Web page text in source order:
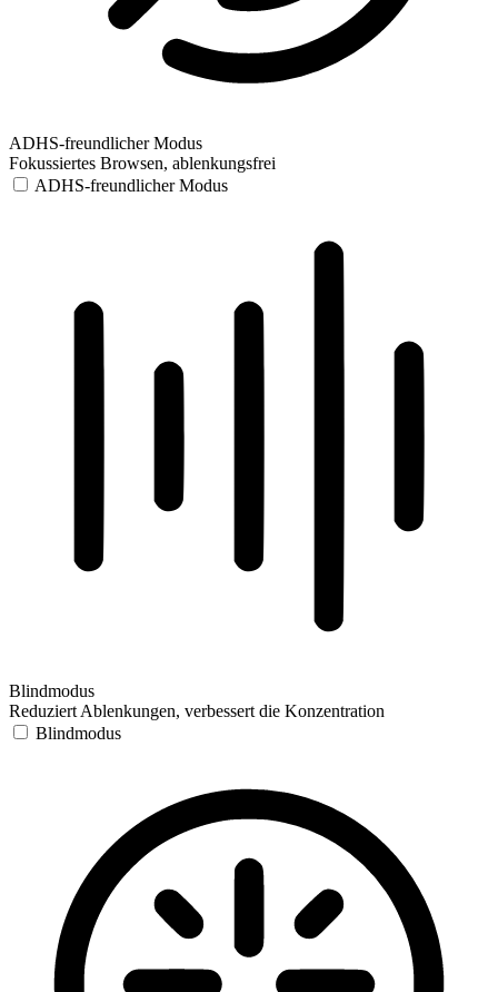
ADHS-freundlicher Modus
Fokussiertes Browsen, ablenkungsfrei
ADHS-freundlicher Modus
Blindmodus
Reduziert Ablenkungen, verbessert die Konzentration
Blindmodus